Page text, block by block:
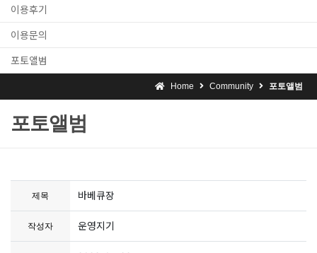
이용후기
이용문의
포토앨범
Home Community 포토앨범
포토앨범
제목 바베큐장
작성자 운영지기